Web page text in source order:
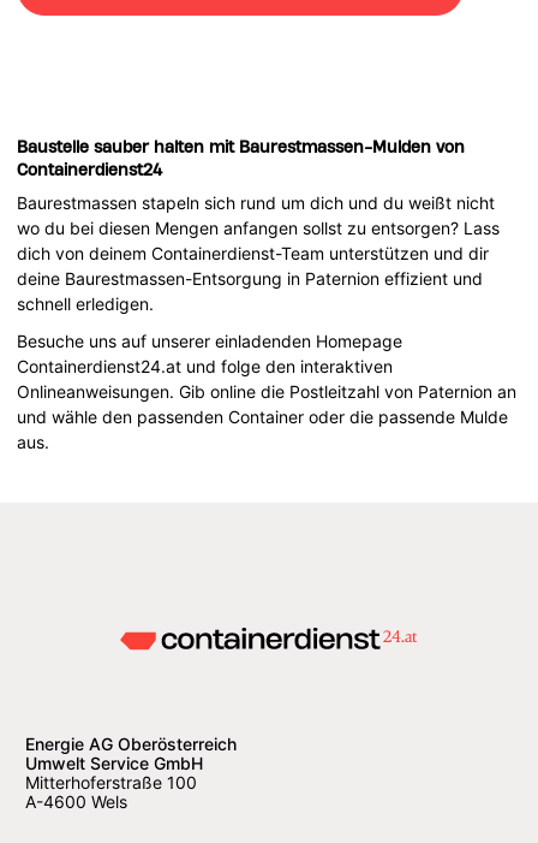
Baustelle sauber halten mit Baurestmassen-Mulden von
Containerdienst24
Baurestmassen stapeln sich rund um dich und du weißt nicht
wo du bei diesen Mengen anfangen sollst zu entsorgen? Lass
dich von deinem Containerdienst-Team unterstützen und dir
deine Baurestmassen-Entsorgung in Paternion effizient und
schnell erledigen.
Besuche uns auf unserer einladenden Homepage
Containerdienst24.at und folge den interaktiven
Onlineanweisungen. Gib online die Postleitzahl von Paternion an
und wähle den passenden Container oder die passende Mulde
aus.
Energie AG Oberösterreich
Umwelt Service GmbH
Mitterhoferstraße 100
A-4600 Wels